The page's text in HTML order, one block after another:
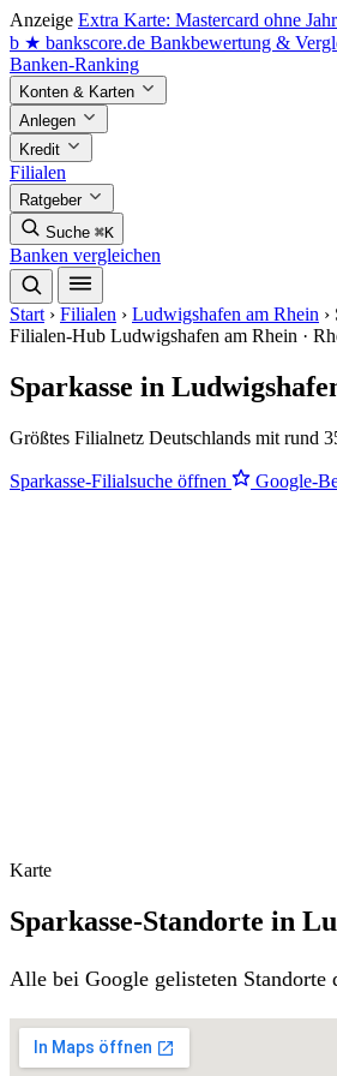
Anzeige Extra Karte: Mastercard ohne
b ★ bankscore.de Bankbewertung &
Banken-Ranking
Konten & Karten
Anlegen
Kredit
Filialen
Ratgeber
Suche ⌘K
Banken vergleichen
Start › Filialen › Ludwigshafen am Rhein ›
Filialen-Hub Ludwigshafen am Rhein ·
Sparkasse in
Größtes Filialnetz Deutschlands mit rund
Sparkasse-Filialsuche öffnen Google-
Karte
Sparkasse-Standorte in
Alle bei Google gelisteten